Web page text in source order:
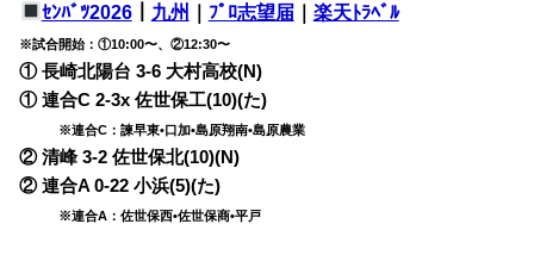
ｾﾝﾊﾞﾂ2026｜ 九州 ﾌﾟﾛ志望届｜ 楽天ﾄﾗﾍﾞﾙ
※試合開始：①10:00〜、②12:30〜
① 長崎北陽台 3-6 大村高校(N)
① 連合C 2-3x 佐世保工(10)(た)
※連合C：諫早東•口加•島原翔南•島原農業
② 清峰 3-2 佐世保北(10)(N)
② 連合A 0-22 小浜(5)(た)
※連合A：佐世保西•佐世保商•平戸